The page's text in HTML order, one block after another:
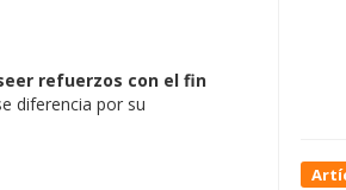
refuerzos con el fin
diferencia por su